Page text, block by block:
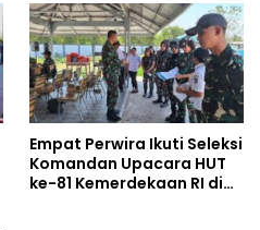
Empat Perwira Ikuti Seleksi
Komandan Upacara HUT
ke-81 Kemerdekaan RI di